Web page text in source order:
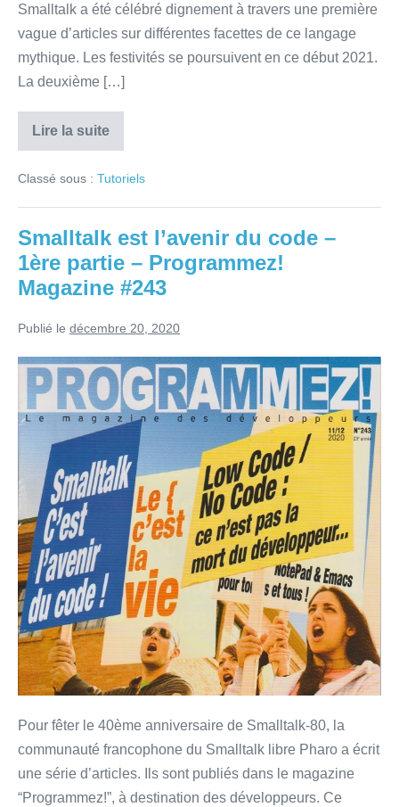
Smalltalk a été célébré dignement à travers une première
vague d’articles sur différentes facettes de ce langage
mythique. Les festivités se poursuivent en ce début 2021.
La deuxième […]
Lire la suite
Smalltalk
est
du
–
partie
–
Programmez!
Magazine
#244
Classé sous : Tutoriels
Smalltalk est l’avenir du code –
1ère partie – Programmez!
Magazine #243
Publié le décembre 20, 2020
Smalltalk
est
l’avenir
code
1ère
partie
–
Programmez!
Magazine
#243
Pour fêter le 40ème anniversaire de Smalltalk-80, la
communauté francophone du Smalltalk libre Pharo a écrit
une série d’articles. Ils sont publiés dans le magazine
“Programmez!”, à destination des développeurs. Ce